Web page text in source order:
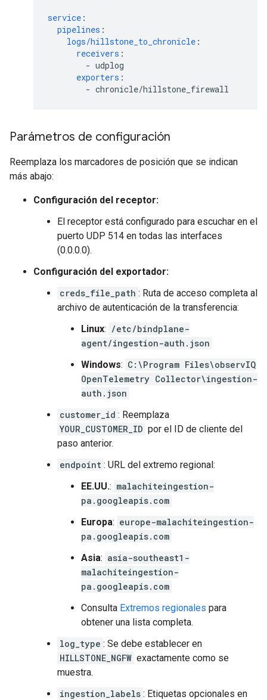
service :
pipelines :
logs/hillstone_to_chronicle :
receivers :
- udplog
exporters :
- chronicle/hillstone_firewall
Parámetros de configuración
Reemplaza los marcadores de posición que se indican
más abajo:
Configuración del receptor:
El receptor está configurado para escuchar en el
puerto UDP 514 en todas las interfaces
(0.0.0.0).
Configuración del exportador:
creds_file_path : Ruta de acceso completa al
archivo de autenticación de la transferencia:
Linux: /etc/bindplane-
agent/ingestion-auth.json
Windows: C:\Program Files\observIQ
OpenTelemetry Collector\ingestion-
auth.json
customer_id : Reemplaza
YOUR_CUSTOMER_ID por el ID de cliente del
paso anterior.
endpoint : URL del extremo regional:
EE.UU.: malachiteingestion-
pa.googleapis.com
Europa: europe-malachiteingestion-
pa.googleapis.com
Asia: asia-southeast1-
malachiteingestion-
pa.googleapis.com
Consulta Extremos regionales para
obtener una lista completa.
log_type : Se debe establecer en
HILLSTONE_NGFW exactamente como se
muestra.
ingestion_labels : Etiquetas opcionales en